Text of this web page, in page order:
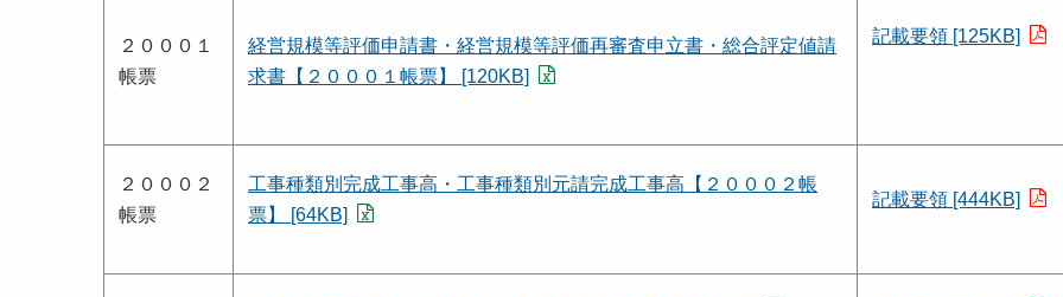
２０００１
帳票
経営規模等評価申請書・経営規模等評価再審査申立書・総合評定値請
求書【２０００１帳票】 [120KB]
記載要領 [125KB]
２０００２
帳票
工事種類別完成工事高・工事種類別元請完成工事高【２０００２帳
票】 [64KB]
記載要領 [444KB]